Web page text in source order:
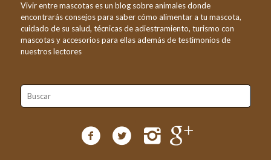
Vivir entre mascotas es un blog sobre animales donde
encontrarás consejos para saber cómo alimentar a tu mascota,
cuidado de su salud, técnicas de adiestramiento, turismo con
mascotas y accesorios para ellas además de testimonios de
nuestros lectores